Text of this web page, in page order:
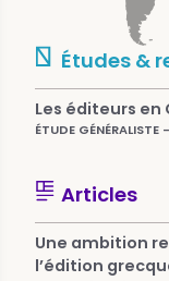
Études &
Les éditeurs en
ÉTUDE
Articles
Une ambition
l’édition